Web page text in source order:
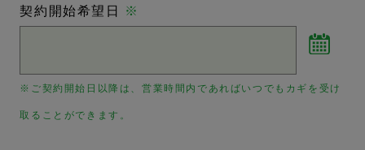
契約開始希望日 ※
※ご契約開始日以降は、営業時間内であればいつでもカギを受け
取ることができます。